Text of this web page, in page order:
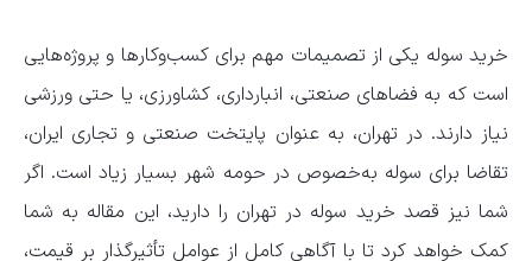
خرید سوله یکی از تصمیمات مهم برای کسب‌وکارها و پروژه‌هایی
است که به فضاهای صنعتی، انبارداری، کشاورزی، یا حتی ورزشی
نیاز دارند. در تهران، به عنوان پایتخت صنعتی و تجاری ایران،
تقاضا برای سوله به‌خصوص در حومه شهر بسیار زیاد است. اگر
شما نیز قصد خرید سوله در تهران را دارید، این مقاله به شما
کمک خواهد کرد تا با آگاهی کامل از عوامل تأثیرگذار بر قیمت،